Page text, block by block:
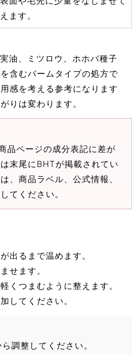
ます。
油、ミツロウ、ホホバ種子
含むバームタイプの処方で
感を考える参考になります
りは変わります。
品ページの成分表記に差が
末尾にBHTが掲載されてい
、商品ラベル、公式情報、
てください。
出るまで温めます。
せます。
くつまむように整えます。
してください。
調整してください。